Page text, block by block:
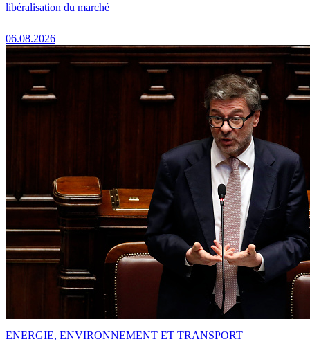
libéralisation du marché
06.08.2026
ENERGIE, ENVIRONNEMENT ET TRANSPORT